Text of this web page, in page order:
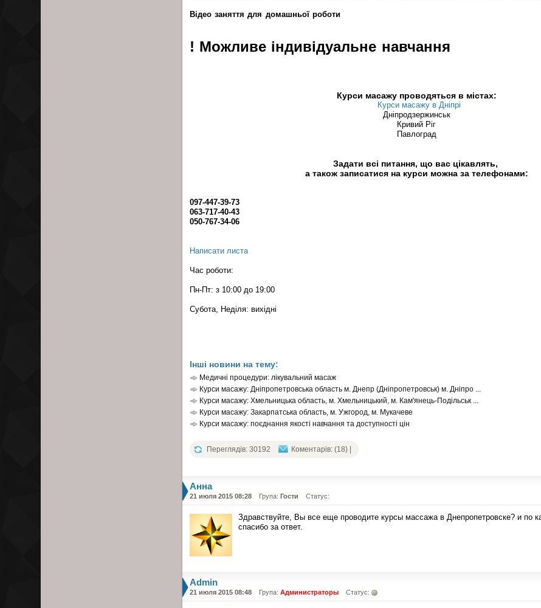
Відео заняття для домашньої роботи
! Можливе індивідуальне навчання
Курси масажу проводяться в містах:
Курси масажу в Дніпрі
Дніпродзержинськ
Кривий Ріг
Павлоград
Задати всі питання, що вас цікавлять,
а також записатися на курси можна за телефонами:
097-447-39-73
063-717-40-43
050-767-34-06
Написати листа
Час роботи:
Пн-Пт: з 10:00 до 19:00
Субота, Неділя: вихідні
Інші новини на тему:
Медичні процедури: лікувальний масаж
Курси масажу: Дніпропетровська область м. Днепр (Дніпропетровськ) м. Дніпро ...
Курси масажу: Хмельницька область, м. Хмельницький, м. Кам'янець-Подільськ ...
Курси масажу: Закарпатська область, м. Ужгород, м. Мукачеве
Курси масажу: поєднання якості навчання та доступності цін
Переглядів: 30192 Коментарів: (18) |
Анна
21 июля 2015 08:28 Група:Гости Статус:
Здравствуйте, Вы все еще проводите курсы массажа в Днепропетровске? и по
спасибо за ответ.
Admin
21 июля 2015 08:48 Група:Администраторы Статус: